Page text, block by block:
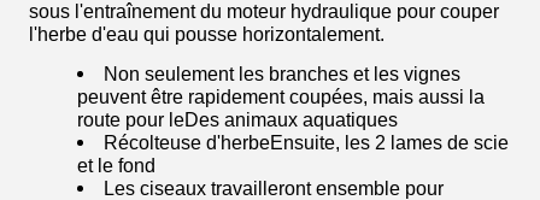
sous l'entraînement du moteur hydraulique pour couper
l'herbe d'eau qui pousse horizontalement.
Non seulement les branches et les vignes
peuvent être rapidement coupées, mais aussi la
route pour leDes animaux aquatiques
Récolteuse d'herbeEnsuite, les 2 lames de scie
et le fond
Les ciseaux travailleront ensemble pour